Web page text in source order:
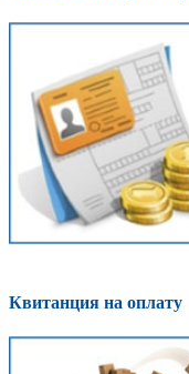
Квитанция на оплату